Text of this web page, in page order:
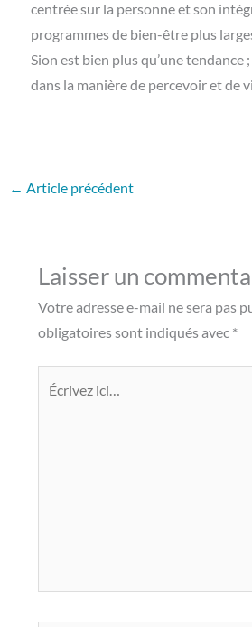
centrée sur la personne et son
programmes de bien-être plus
Sion est bien plus qu’une tendance
dans la manière de percevoir et de
← Article précédent
Laisser un
Votre adresse e-mail ne sera pas
obligatoires sont indiqués avec *